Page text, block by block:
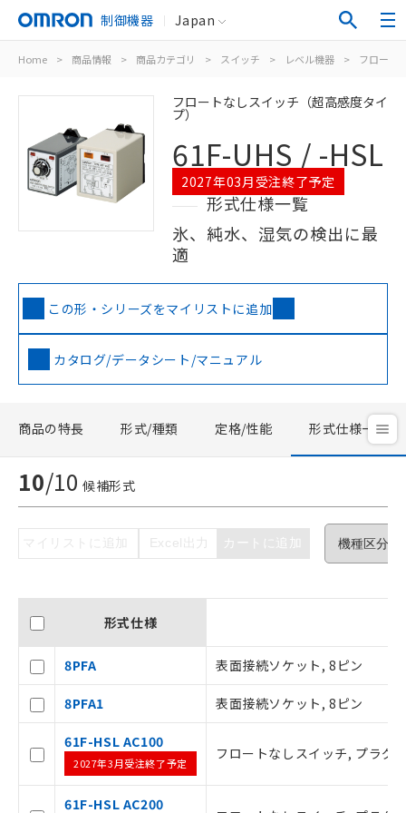
制御機器 Japan
Home > 商品情報 > 商品カテゴリ > スイッチ > レベル機器 > フロート
フロートなしスイッチ（超高感度タイ
プ）
61F-UHS / -HSL
2027年03月受注終了予定
形式仕様一覧
氷、純水、湿気の検出に最
適
この形・シリーズをマイリストに追加
カタログ/データシート/マニュアル
商品の特長 形式/種類 定格/性能 形式仕様一覧
10/10 候補形式
マイリストに追加 Excel出力 カートに追加
形式仕様
8PFA 表面接続ソケット, 8ピン
8PFA1 表面接続ソケット, 8ピン
61F-HSL AC100
2027年3月受注終了予定
フロートなしスイッチ, プラグ
61F-HSL AC200
ご利用条件
以下の条件をお読みいただき、同意のうえ
ご利用ください。
本サービスは、当社制御機器事業取扱